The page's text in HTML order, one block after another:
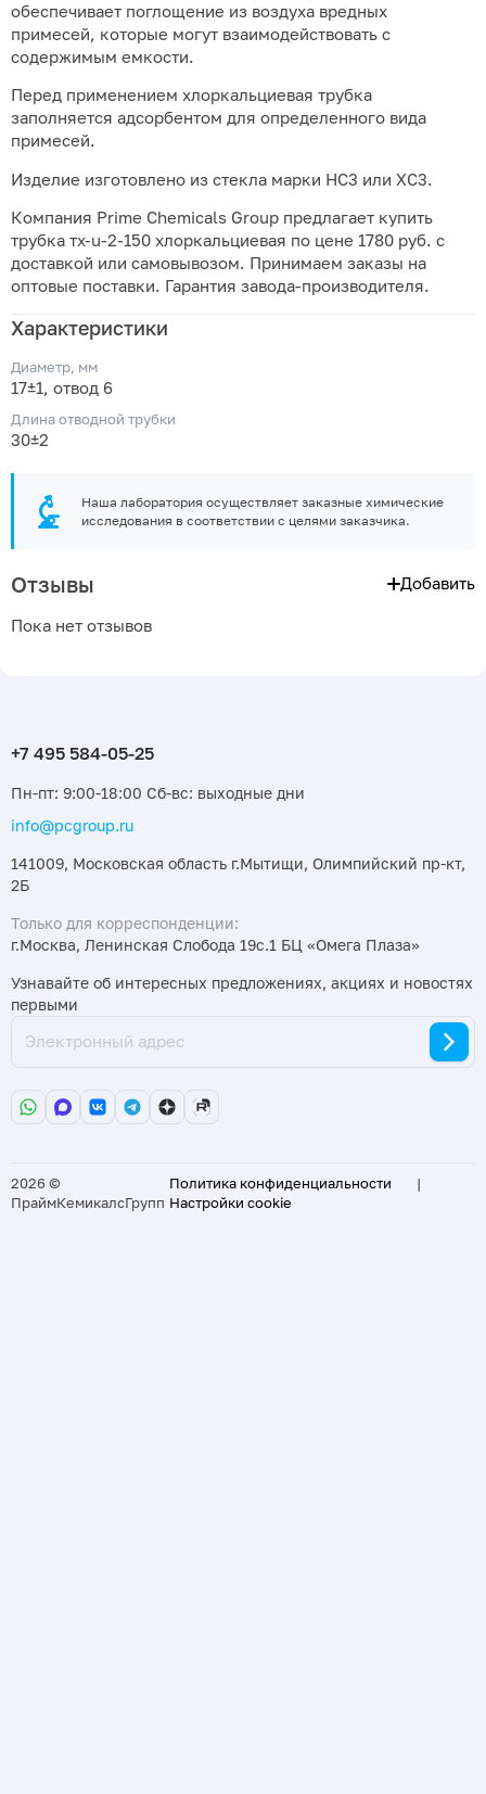
обеспечивает поглощение из воздуха вредных
примесей, которые могут взаимодействовать с
содержимым емкости.
Перед применением хлоркальциевая трубка
заполняется адсорбентом для определенного вида
примесей.
Изделие изготовлено из стекла марки НС3 или ХС3.
Компания Prime Chemicals Group предлагает купить
трубка тх-u-2-150 хлоркальциевая по цене 1780 руб. с
доставкой или самовывозом. Принимаем заказы на
оптовые поставки. Гарантия завода-производителя.
Характеристики
Диаметр, мм
17±1, отвод 6
Длина отводной трубки
30±2
Наша лаборатория осуществляет заказные химические
исследования в соответствии с целями заказчика.
Отзывы Добавить
Пока нет отзывов
Пн-пт: 9:00-18:00 Сб-вс: выходные дни
info@pcgroup.ru
141009, Московская область г.Мытищи, Олимпийский пр-кт,
2Б
Только для корреспонденции:
г.Москва, Ленинская Слобода 19с.1 БЦ «Омега Плаза»
Узнавайте об интересных предложениях, акциях и новостях
первыми
2026 ©
ПраймКемикалсГрупп
Политика конфиденциальности
|
Настройки cookie